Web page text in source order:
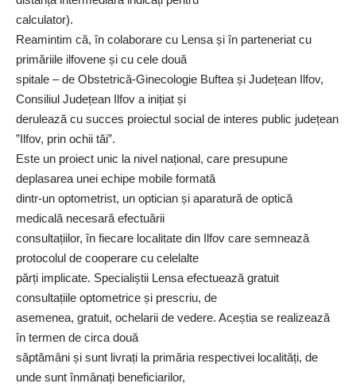
calculator).
Reamintim că, în colaborare cu Lensa și în parteneriat cu
primăriile ilfovene și cu cele două
spitale – de Obstetrică-Ginecologie Buftea și Județean Ilfov,
Consiliul Județean Ilfov a inițiat și
derulează cu succes proiectul social de interes public județean
”Ilfov, prin ochii tăi”.
Este un proiect unic la nivel național, care presupune
deplasarea unei echipe mobile formată
dintr-un optometrist, un optician și aparatură de optică
medicală necesară efectuării
consultațiilor, în fiecare localitate din Ilfov care semnează
protocolul de cooperare cu celelalte
părți implicate. Specialiștii Lensa efectuează gratuit
consultațiile optometrice și prescriu, de
asemenea, gratuit, ochelarii de vedere. Aceștia se realizează
în termen de circa două
săptămâni și sunt livrați la primăria respectivei localități, de
unde sunt înmânați beneficiarilor,